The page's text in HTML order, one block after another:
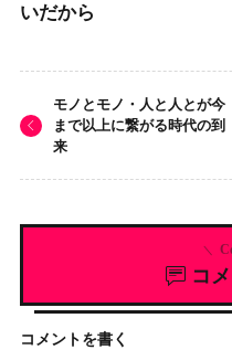
いだから
モノとモノ・人と人とが今
まで以上に繋がる時代の到
来
コ
コメントを書く